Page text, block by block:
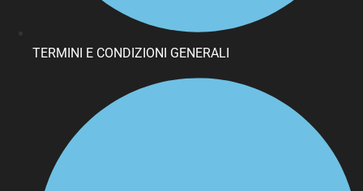
TERMINI E CONDIZIONI GENERALI